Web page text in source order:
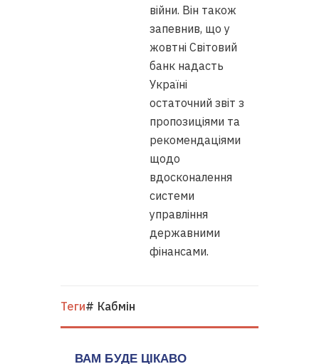
війни. Він також
запевнив, що у
жовтні Світовий
банк надасть
Україні
остаточний звіт з
пропозиціями та
рекомендаціями
щодо
вдосконалення
системи
управління
державними
фінансами.
Теги# Кабмін